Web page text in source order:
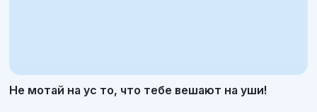
Не мотай на ус то, что тебе вешают на уши!